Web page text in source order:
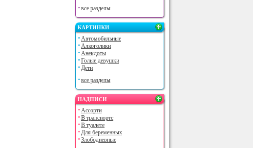
все разделы
КАРТИНКИ
Автомобильные
Алкоголики
Анекдоты
Голые девушки
Дети
все разделы
НАДПИСИ
Ассорти
В транспорте
В туалете
Для беременных
Злободневные